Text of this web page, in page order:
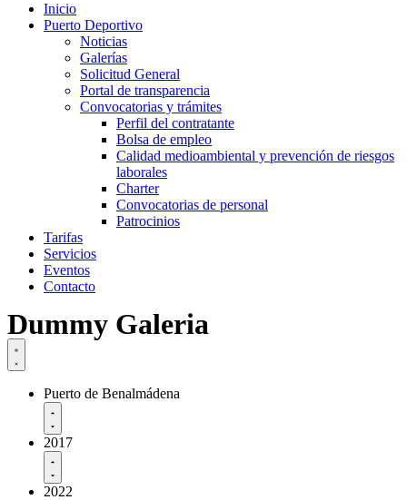
Inicio
Puerto Deportivo
Noticias
Galerías
Solicitud General
Portal de transparencia
Convocatorias y trámites
Perfil del contratante
Bolsa de empleo
Calidad medioambiental y prevención de riesgos
laborales
Charter
Convocatorias de personal
Patrocinios
Tarifas
Servicios
Eventos
Contacto
Dummy Galeria
Puerto de Benalmádena
2017
2022